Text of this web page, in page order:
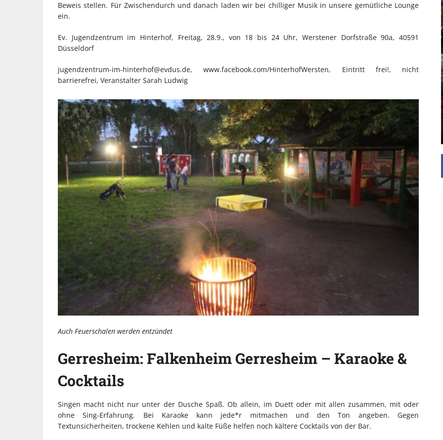
Beweis stellen. Für Zwischendurch und danach laden wir bei chilliger Musik in unsere gemütliche Lounge
ein.
Ev. Jugendzentrum im Hinterhof, Freitag, 28.9., von 18 bis 24 Uhr, Werstener Dorfstraße 90a, 40591
Düsseldorf
jugendzentrum-im-hinterhof@evdus.de, www.facebook.com/HinterhofWersten, Eintritt frei!, nicht
barrierefrei, Veranstalter Sarah Ludwig
Auch Feuerschalen werden entzündet
Gerresheim: Falkenheim Gerresheim – Karaoke &
Cocktails
Singen macht nicht nur unter der Dusche Spaß. Ob allein, im Duett oder mit allen zusammen, mit oder
ohne Sing-Erfahrung. Bei Karaoke kann jede*r mitmachen und den Ton angeben. Gegen
Textunsicherheiten, trockene Kehlen und kalte Füße helfen noch kältere Cocktails von der Bar.
KUNSTSTOFFFENSTER DEN
EINFAMILIENHAUS
UNTERSTÜTZEN
Werkshallen des Industriezeitalters. Die Basis für
diesen Stil sind große Räume, schlicht gehalten
mit rustikalen Elementen und großen
Fensterflächen. Wie so vieles wurde ...